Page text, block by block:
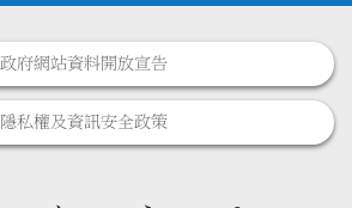
政府網站資料開放宣告
隱私權及資訊安全政策